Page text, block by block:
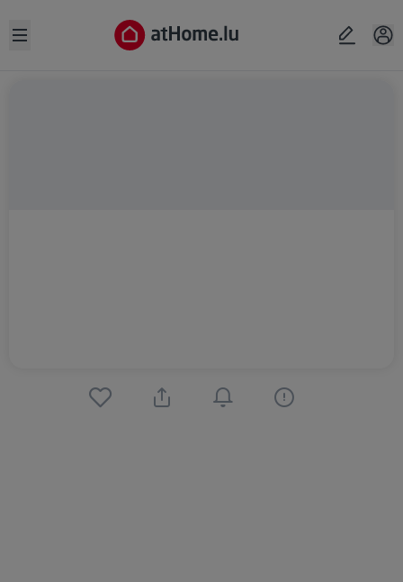
Open sidebar